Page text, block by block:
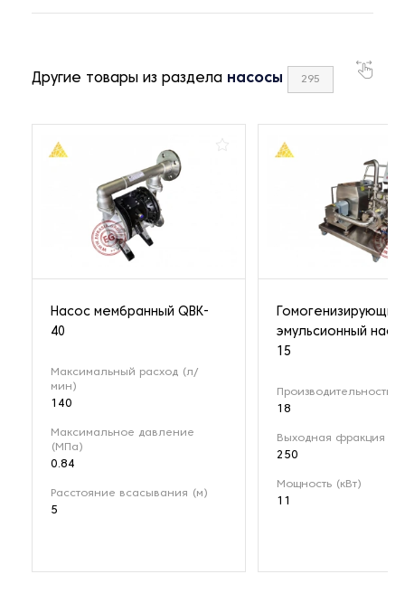
Другие товары из раздела насосы 295
Насос мембранный QBK-
40
Максимальный расход (л/
мин)
140
Максимальное давление
(МПа)
0.84
Расстояние всасывания (м)
5
Гомогенизирующий
эмульсионный
15
Производительность
18
Выходная фракция
250
Мощность (кВт)
11